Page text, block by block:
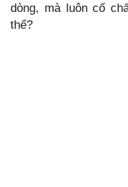
dòng, mà luôn cố
thể?